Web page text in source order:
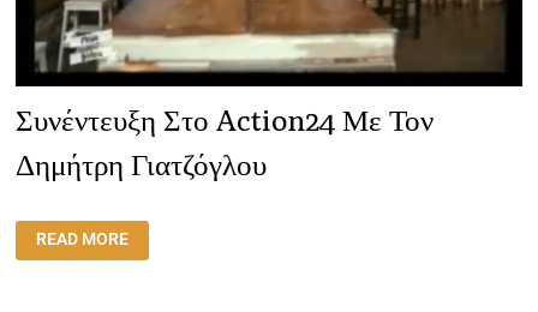
Συνέντευξη Στο Action24 Με Τον
Δημήτρη Γιατζόγλου
ΣΥΝΈΝΤΕΥΞΗ
ΣΤΟ
ACTION24
READ MORE